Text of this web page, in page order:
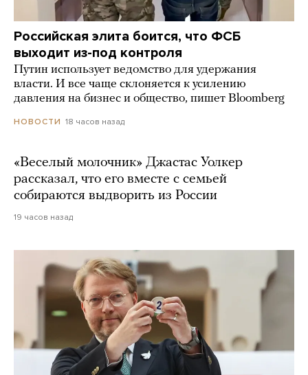
Российская элита боится, что ФСБ
выходит из-под контроля
Путин использует ведомство для удержания
власти. И все чаще склоняется к усилению
давления на бизнес и общество, пишет Bloomberg
НОВОСТИ 18 часов назад
«Веселый молочник» Джастас Уолкер
рассказал, что его вместе с семьей
собираются выдворить из России
19 часов назад